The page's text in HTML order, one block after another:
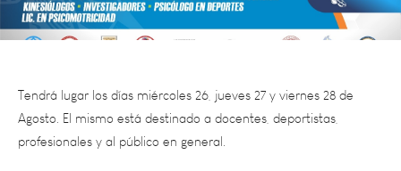
Tendrá lugar los días miércoles 26, jueves 27 y viernes 28 de
Agosto. El mismo está destinado a docentes, deportistas,
profesionales y al público en general.